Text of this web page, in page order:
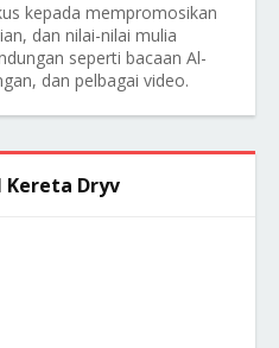
kepada mempromosikan
dan nilai-nilai mulia
seperti bacaan Al-
dan pelbagai video.
Kereta Dryv